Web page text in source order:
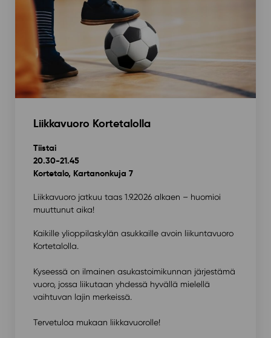
Liikkavuoro Kortetalolla
Tiistai
20.30-21.45
Kortetalo, Kartanonkuja 7
Liikkavuoro jatkuu taas 1.9.2026 alkaen – huomioi
muuttunut aika!
Kaikille ylioppilaskylän asukkaille avoin liikuntavuoro
Kortetalolla.
Kyseessä on ilmainen asukastoimikunnan järjestämä
vuoro, jossa liikutaan yhdessä hyvällä mielellä
vaihtuvan lajin merkeissä.
Tervetuloa mukaan liikkavuorolle!